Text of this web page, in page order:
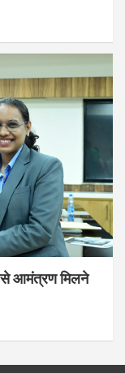
से आमंत्रण मिलने